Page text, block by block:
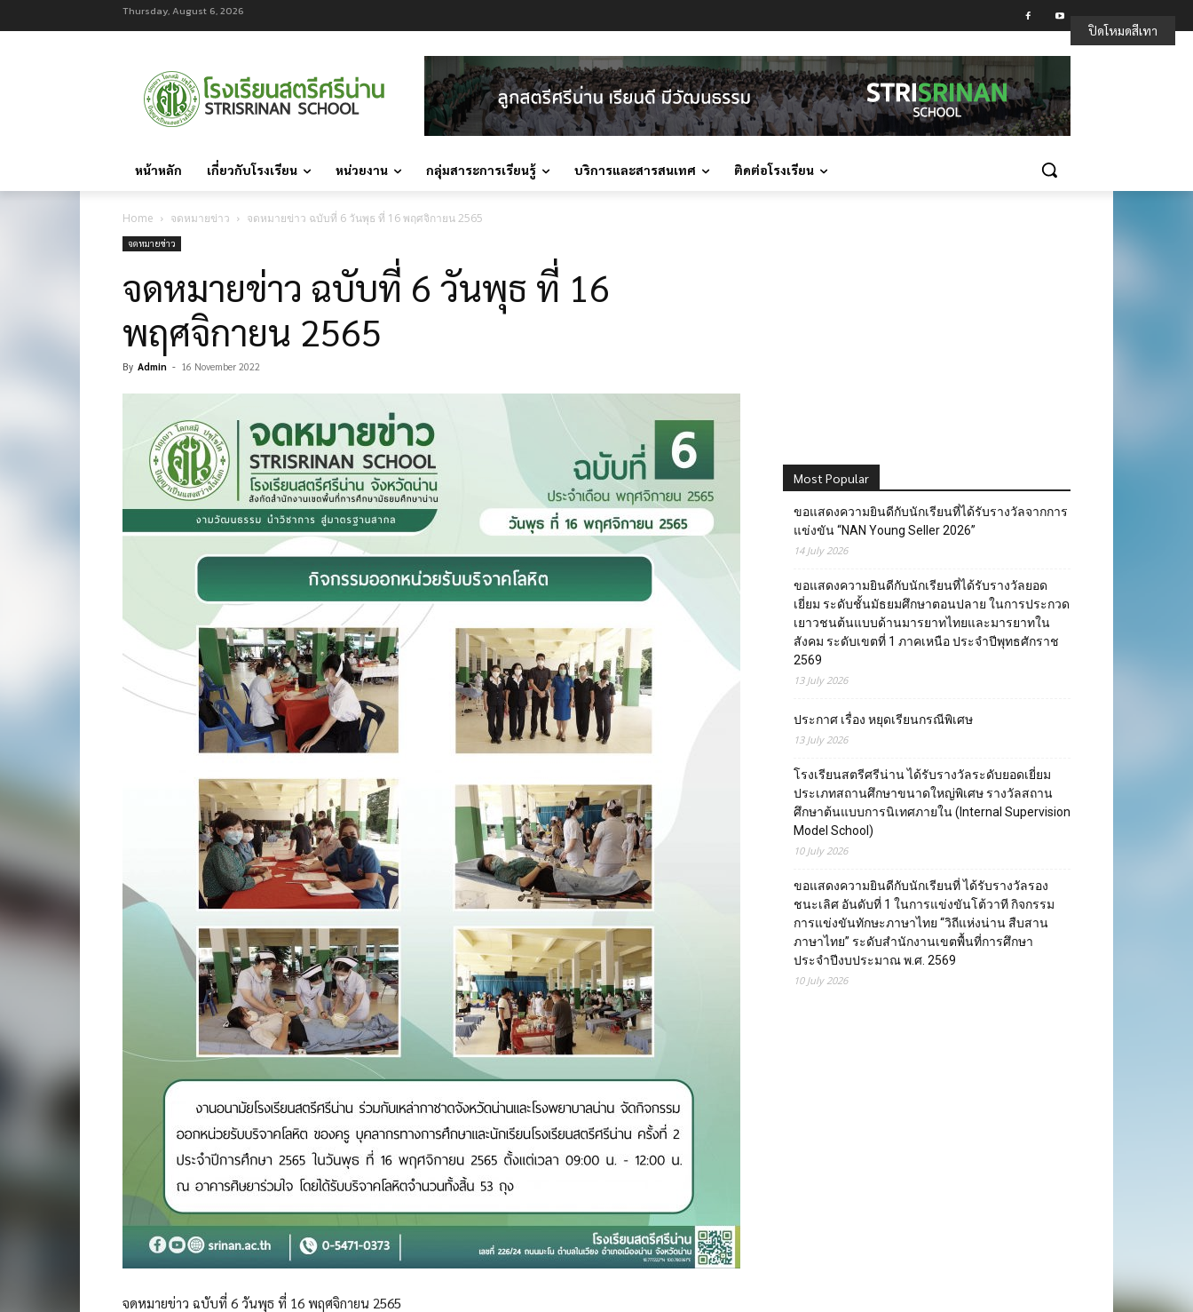
Thursday, August 6, 2026
หน้าหลัก เกี่ยวกับโรงเรียน หน่วยงาน กลุ่มสาระการเรียนรู้ บริการและสารสนเทศ ติดต่อโรงเรียน
Home จดหมายข่าว จดหมายข่าว ฉบับที่ 6 วันพุธ ที่ 16 พฤศจิกายน 2565
จดหมายข่าว
จดหมายข่าว ฉบับที่ 6 วันพุธ ที่ 16
พฤศจิกายน 2565
By Admin - 16 November 2022
จดหมายข่าว ฉบับที่ 6 วันพุธ ที่ 16 พฤศจิกายน 2565
Most Popular
ขอแสดงความยินดีกับนักเรียนที่ได้รับรางวัลจากการ
แข่งขัน “NAN Young Seller 2026”
14 July 2026
ขอแสดงความยินดีกับนักเรียนที่ได้รับรางวัลยอด
เยี่ยม ระดับชั้นมัธยมศึกษาตอนปลาย ในการประกวด
เยาวชนต้นแบบด้านมารยาทไทยและมารยาทใน
สังคม ระดับเขตที่ 1 ภาคเหนือ ประจำปีพุทธศักราช
2569
13 July 2026
ประกาศ เรื่อง หยุดเรียนกรณีพิเศษ
13 July 2026
โรงเรียนสตรีศรีน่าน ได้รับรางวัลระดับยอดเยี่ยม
ประเภทสถานศึกษาขนาดใหญ่พิเศษ รางวัลสถาน
ศึกษาต้นแบบการนิเทศภายใน (Internal Supervision
Model School)
10 July 2026
ขอแสดงความยินดีกับนักเรียนที่ ได้รับรางวัลรอง
ชนะเลิศ อันดับที่ 1 ในการแข่งขันโต้วาที กิจกรรม
การแข่งขันทักษะภาษาไทย “วิถีแห่งน่าน สืบสาน
ภาษาไทย” ระดับสำนักงานเขตพื้นที่การศึกษา
ประจำปีงบประมาณ พ.ศ. 2569
10 July 2026
ปิดโหมดสีเทา